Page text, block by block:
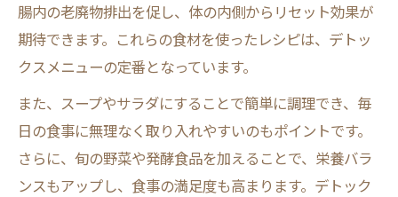
食物繊維豊富なきのこで腸活を実践
デトックス鍋で味わう健康きのこ料理
一週間で体スッキリデトックスメニュー実践法
デトックスメニュー1週間実践のポイント
一週間で効果を感じるデトックスレシピ
継続しやすいデトックス食事プランの立て
腸内の老廃物排出を促し、体の内側からリセット効果が
期待できます。これらの食材を使ったレシピは、デトッ
クスメニューの定番となっています。
また、スープやサラダにすることで簡単に調理でき、毎
日の食事に無理なく取り入れやすいのもポイントです。
さらに、旬の野菜や発酵食品を加えることで、栄養バラ
ンスもアップし、食事の満足度も高まります。デトック